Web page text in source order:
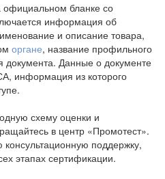
бланке со
информация об
и описание товара,
органе, название профильного
документа. Данные о документе
информация из которого
схему оценки и
в центр «Промотест».
поддержку,
этапах сертификации.